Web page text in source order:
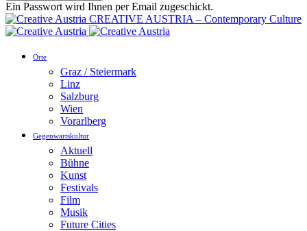
Ein Passwort wird Ihnen per Email zugeschickt.
CREATIVE AUSTRIA – Contemporary Culture
Orte
Graz / Steiermark
Linz
Salzburg
Wien
Vorarlberg
Gegenwartskultur
Aktuell
Bühne
Kunst
Festivals
Film
Musik
Future Cities